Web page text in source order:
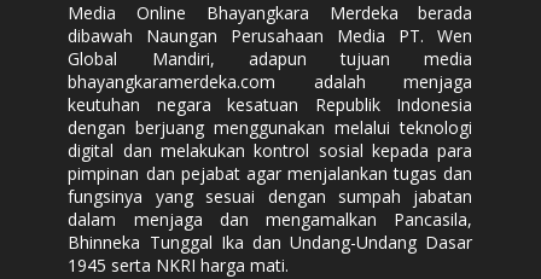
Media Online Bhayangkara Merdeka berada
dibawah Naungan Perusahaan Media PT. Wen
Global Mandiri, adapun tujuan media
bhayangkaramerdeka.com adalah menjaga
keutuhan negara kesatuan Republik Indonesia
dengan berjuang menggunakan melalui teknologi
digital dan melakukan kontrol sosial kepada para
pimpinan dan pejabat agar menjalankan tugas dan
fungsinya yang sesuai dengan sumpah jabatan
dalam menjaga dan mengamalkan Pancasila,
Bhinneka Tunggal Ika dan Undang-Undang Dasar
1945 serta NKRI harga mati.